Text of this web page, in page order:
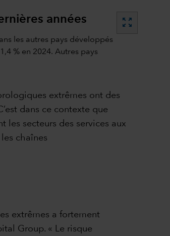
années zoom_out_map
extrêmes ont des
dans ce contexte que
les secteurs des services aux
chaînes
extrêmes a fortement
Group. « Le risque